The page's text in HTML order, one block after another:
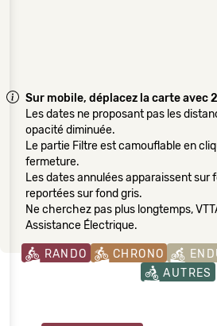
Sur mobile, déplacez la carte avec
Les dates ne proposant pas les
opacité diminuée.
Le partie Filtre est camouflable en
fermeture.
Les dates annulées apparaissent sur
reportées sur fond gris.
Ne cherchez pas plus longtemps,
Assistance Électrique.
RANDO CHRONO
AUTRES